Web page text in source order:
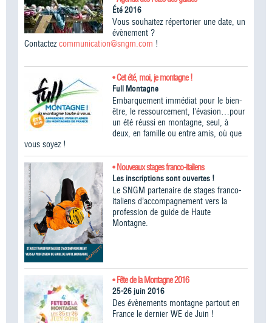
Été 2016
Vous souhaitez répertorier une date, un
évènement ?
Contactezcommunication@sngm.com !
• Cet été, moi, je montagne !
Full Montagne
Embarquement immédiat pour le bien-
être, le ressourcement, l’évasion…pour
un été réussi en montagne, seul, à
deux, en famille ou entre amis, où que
vous soyez !
• Nouveaux stages franco-italiens
Les inscriptions sont ouvertes !
Le SNGM partenaire de stages franco-
italiens d’accompagnement vers la
profession de guide de Haute
Montagne.
• Fête de la Montagne 2016
25-26 juin 2016
Des évènements montagne partout en
France le dernier WE de Juin !